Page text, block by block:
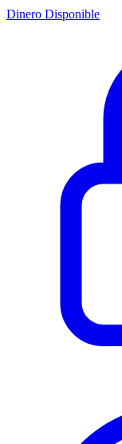
Dinero Disponible